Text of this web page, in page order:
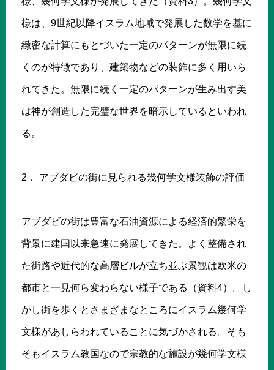
様は、9世紀以降イスラム地域で発展した数学を基に
緻密な計算にもとづいた一定のパターンが無限に続
くのが特徴であり、建築物などの装飾に多く用いら
れてきた。無限に続く一定のパターンが生み出す美
は神が創造した完璧な世界を暗示しているといわれ
る。
2． アブダビの街に見られる幾何学文様装飾の評価
アブダビの街は豊富な石油資源による経済的繁栄を
背景に建国以来急速に発展してきた。よく整備され
た街路や近代的な高層ビルが立ち並ぶ景観は欧米の
都市と一見何ら変わらない様子である（資料4）。し
かし街を歩くとさまざまなところにイスラム幾何学
文様があしらわれていることに気づかされる。そも
そもイスラム教国なので宗教的な施設が幾何学文様